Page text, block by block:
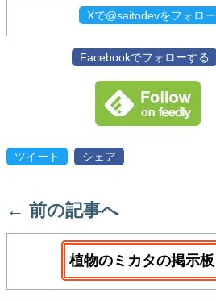
Xで@saitodevをフォロー
Facebookでフォローする
ツイート シェア
← 前の記事へ
植物のミカタの掲示板